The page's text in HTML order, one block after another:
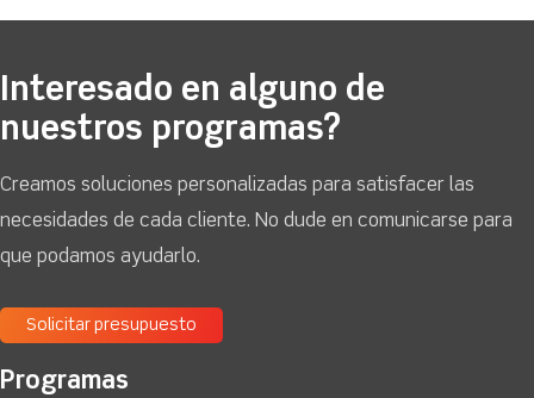
Interesado en alguno de
nuestros programas?
Creamos soluciones personalizadas para satisfacer las
necesidades de cada cliente. No dude en comunicarse para
que podamos ayudarlo.
Solicitar presupuesto
Programas